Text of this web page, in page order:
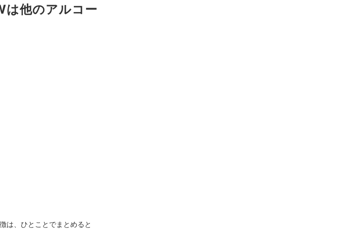
他のアルコー
は、ひとことでまとめると